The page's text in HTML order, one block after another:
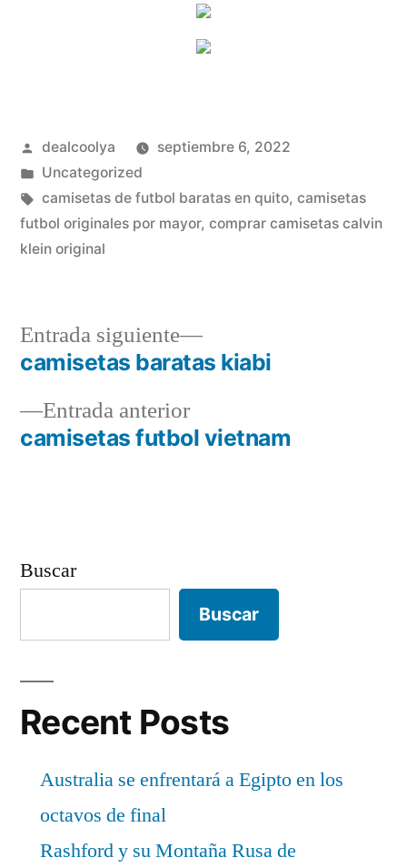
Publicado
por
dealcoolya
septiembre 6, 2022
Publicado
en
Uncategorized
Etiquetas:
camisetas de futbol baratas en quito, camisetas
futbol originales por mayor, comprar camisetas calvin
klein original
Navegación
deEntrada anteriorEntrada
anterior:
camisetas futbol vietnam
Entrada siguiente
Entrada
siguiente:
camisetas baratas kiabi
Buscar
Buscar
Recent Posts
Australia se enfrentará a Egipto en los
octavos de final
Rashford y su Montaña Rusa de